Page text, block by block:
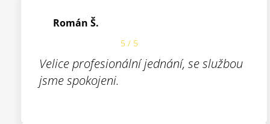
Román Š.
5 / 5
Velice profesionální jednání, se službou
jsme spokojeni.